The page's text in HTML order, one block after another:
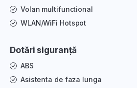
Volan multifunctional
WLAN/WiFi Hotspot
Dotări siguranță
ABS
Asistenta de faza lunga